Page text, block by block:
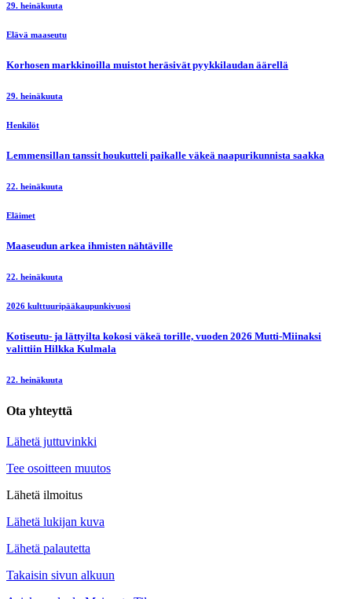
29. heinäkuuta
Elävä maaseutu
Korhosen markkinoilla muistot heräsivät pyykkilaudan äärellä
29. heinäkuuta
Henkilöt
Lemmensillan tanssit houkutteli paikalle väkeä naapurikunnista saakka
22. heinäkuuta
Eläimet
Maaseudun arkea ihmisten nähtäville
22. heinäkuuta
2026 kulttuuripääkaupunkivuosi
Kotiseutu- ja lättyilta kokosi väkeä torille, vuoden 2026 Mutti-Miinaksi
valittiin Hilkka Kulmala
22. heinäkuuta
Ota yhteyttä
Lähetä juttuvinkki
Tee osoitteen muutos
Lähetä ilmoitus
Lähetä lukijan kuva
Lähetä palautetta
Takaisin sivun alkuun